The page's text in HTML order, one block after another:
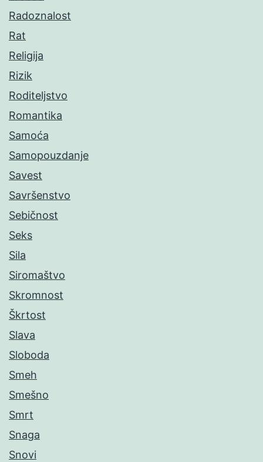
Radoznalost
Rat
Religija
Rizik
Roditeljstvo
Romantika
Samoća
Samopouzdanje
Savest
Savršenstvo
Sebičnost
Seks
Sila
Siromaštvo
Skromnost
Škrtost
Slava
Sloboda
Smeh
Smešno
Smrt
Snaga
Snovi